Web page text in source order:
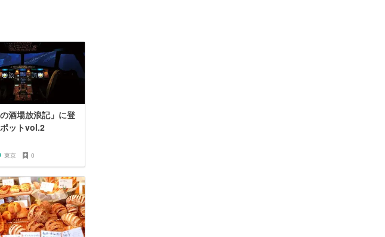
の酒場放浪記」に登
ットvol.2
東京 0